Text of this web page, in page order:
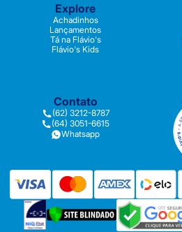
Explore
Achadinhos
Lançamentos
Tá na Flávio's
Flávio's Kids
Contato
(62) 3212-8787
(64) 3051-6615
Whatsapp